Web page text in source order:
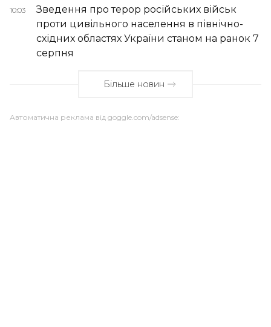
10:03
Зведення про терор російських військ
проти цивільного населення в північно-
східних областях України станом на ранок 7
серпня
Більше новин
Автоматична реклама від goggle.com/adsense: